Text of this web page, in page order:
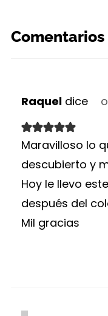
Comentarios
Raquel dice
Maravilloso lo
descubierto y
Hoy le llevo
después del
Mil gracias